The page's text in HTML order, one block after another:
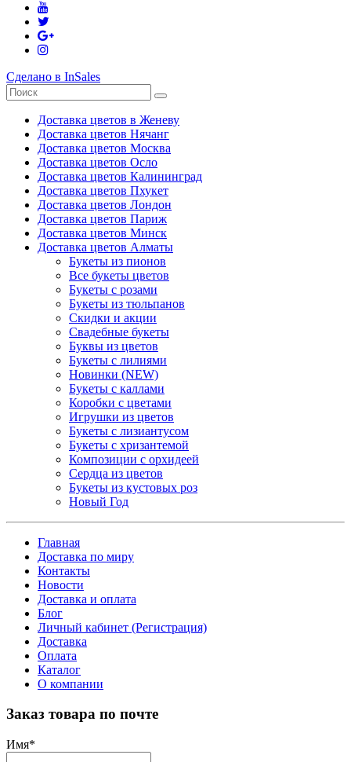
Сделано в InSales
Доставка цветов в Женеву
Доставка цветов Нячанг
Доставка цветов Москва
Доставка цветов Осло
Доставка цветов Калининград
Доставка цветов Пхукет
Доставка цветов Лондон
Доставка цветов Париж
Доставка цветов Минск
Доставка цветов Алматы
Букеты из пионов
Все букеты цветов
Букеты с розами
Букеты из тюльпанов
Скидки и акции
Свадебные букеты
Буквы из цветов
Букеты с лилиями
Новинки (NEW)
Букеты с каллами
Коробки с цветами
Игрушки из цветов
Букеты с лизиантусом
Букеты с хризантемой
Композиции с орхидеей
Сердца из цветов
Букеты из кустовых роз
Новый Год
Главная
Доставка по миру
Контакты
Новости
Доставка и оплата
Блог
Личный кабинет (Регистрация)
Доставка
Оплата
Каталог
О компании
Заказ товара по почте
Имя*